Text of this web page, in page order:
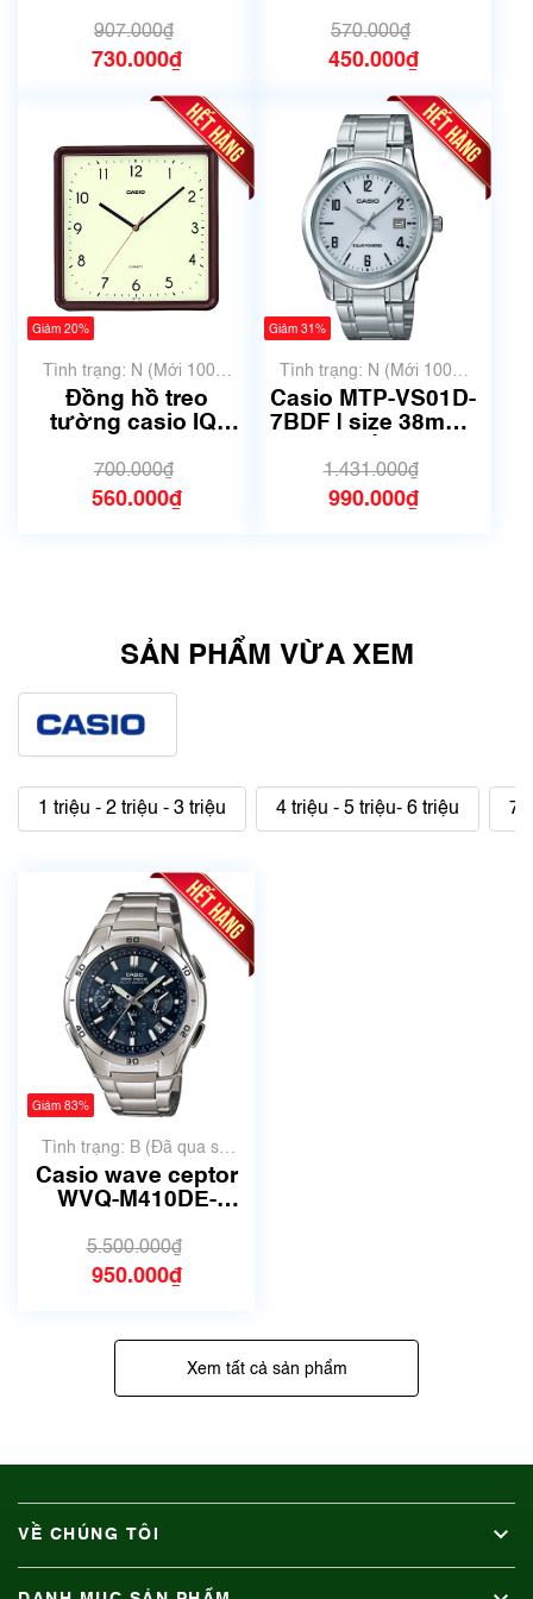
6047A
907.000₫
730.000₫
| Mã số 6004A
570.000₫
450.000₫
Giảm 20%
Tình trạng: N (Mới 100%
chưa qua sử dụng)
Đồng hồ treo
tường casio IQ-
25x25cm | Mã số
5547
700.000₫
560.000₫
Giảm 31%
Tình trạng: N (Mới 100%
chưa qua sử dụng)
Casio MTP-VS01D-
7BDF | size 38mm |
1.431.000₫
990.000₫
SẢN PHẨM VỪA XEM
1 triệu - 2 triệu - 3 triệu 4 triệu - 5 triệu- 6 triệu 7
Giảm 83%
Tình trạng: B (Đã qua sử
dụng, hàng đẹp, có chút
xước dăm)
Casio wave ceptor
WVQ-M410DE-
| Mã số 6604
5.500.000₫
950.000₫
Xem tất cả sản phẩm
VỀ CHÚNG TÔI